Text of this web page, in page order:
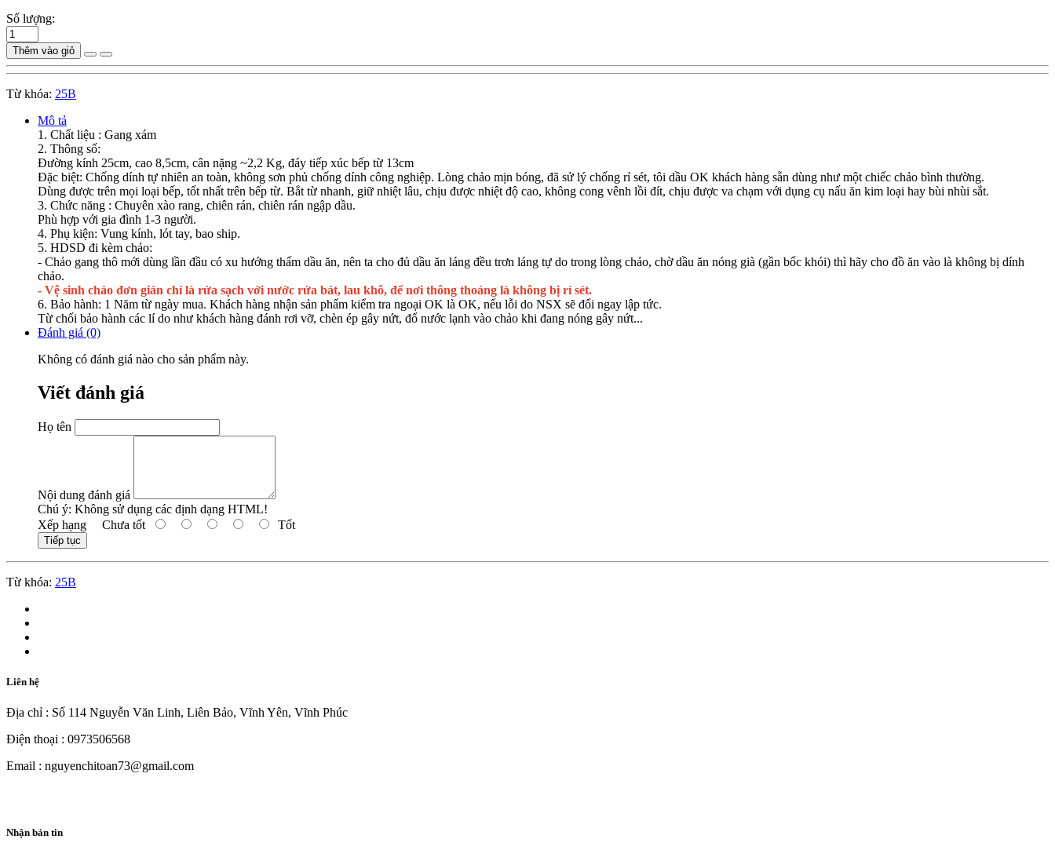
Số lượng:
Thêm vào giỏ
Từ khóa: 25B
Mô tả
1. Chất liệu : Gang xám
2. Thông số:
Đường kính 25cm, cao 8,5cm, cân nặng ~2,2 Kg, đáy tiếp xúc bếp từ 13cm
Đặc biệt: Chống dính tự nhiên an toàn, không sơn phủ chống dính công nghiệp. Lòng chảo mịn bóng, đã sử lý chống rỉ sét, tôi dầu OK khách hàng sẵn dùng như một chiếc chảo bình thường.
Dùng được trên mọi loại bếp, tốt nhất trên bếp từ. Bắt từ nhanh, giữ nhiệt lâu, chịu được nhiệt độ cao, không cong vênh lồi đít, chịu được va chạm với dụng cụ nấu ăn kim loại hay bùi nhùi sắt.
3. Chức năng : Chuyên xào rang, chiên rán, chiên rán ngập dầu.
Phù hợp với gia đình 1-3 người.
4. Phụ kiện: Vung kính, lót tay, bao ship.
5. HDSD đi kèm chảo:
- Chảo gang thô mới dùng lần đầu có xu hướng thấm dầu ăn, nên ta cho đủ dầu ăn láng đều trơn láng tự do trong lòng chảo, chờ dầu ăn nóng già (gần bốc khói) thì hãy cho đồ ăn vào là không bị dính
chảo.
- Vệ sinh chảo đơn giản chỉ là rửa sạch với nước rửa bát, lau khô, để nơi thông thoáng là không bị rỉ sét.
6. Bảo hành: 1 Năm từ ngày mua. Khách hàng nhận sản phẩm kiểm tra ngoại OK là OK, nếu lỗi do NSX sẽ đổi ngay lập tức.
Từ chối bảo hành các lí do như khách hàng đánh rơi vỡ, chèn ép gây nứt, đổ nước lạnh vào chảo khi đang nóng gây nứt...
Đánh giá (0)
Không có đánh giá nào cho sản phẩm này.
Viết đánh giá
Họ tên
Nội dung đánh giá
Chú ý: Không sử dụng các định dạng HTML!
Xếp hạng Chưa tốt Tốt
Tiếp tục
Từ khóa: 25B
Liên hệ
Địa chỉ : Số 114 Nguyễn Văn Linh, Liên Bảo, Vĩnh Yên, Vĩnh Phúc
Điện thoại : 0973506568
Email : nguyenchitoan73@gmail.com
Nhận bản tin